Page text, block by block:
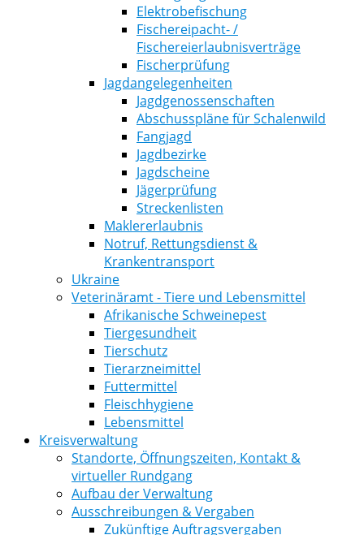
Elektrobefischung
Fischereipacht- /
Fischereierlaubnisverträge
Fischerprüfung
Jagdangelegenheiten
Jagdgenossenschaften
Abschusspläne für Schalenwild
Fangjagd
Jagdbezirke
Jagdscheine
Jägerprüfung
Streckenlisten
Maklererlaubnis
Notruf, Rettungsdienst &
Krankentransport
Ukraine
Veterinäramt - Tiere und Lebensmittel
Afrikanische Schweinepest
Tiergesundheit
Tierschutz
Tierarzneimittel
Futtermittel
Fleischhygiene
Lebensmittel
Kreisverwaltung
Standorte, Öffnungszeiten, Kontakt &
virtueller Rundgang
Aufbau der Verwaltung
Ausschreibungen & Vergaben
Zukünftige Auftragsvergaben